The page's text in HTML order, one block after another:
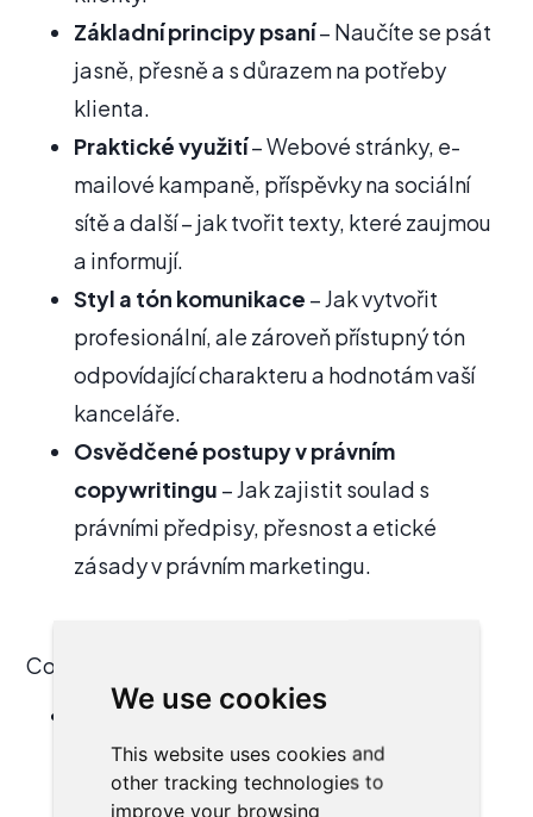
We use cookies
This website uses cookies and
other tracking technologies to
improve your browsing
Základní principy psaní– Naučíte se psát
jasně, přesně a s důrazem na potřeby
klienta.
Praktické využití– Webové stránky, e-
mailové kampaně, příspěvky na sociální
sítě a další – jak tvořit texty, které zaujmou
a informují.
Styl a tón komunikace – Jak vytvořit
profesionální, ale zároveň přístupný tón
odpovídající charakteru a hodnotám vaší
kanceláře.
Osvědčené postupy v právním
copywritingu – Jak zajistit soulad s
právními předpisy, přesnost a etické
zásady v právním marketingu.
Co vám workshop přinese:
Lepší komunikační dovednosti
texty, které osloví potenciální klienty,
budují důvěru a dlouhodobé vztahy.